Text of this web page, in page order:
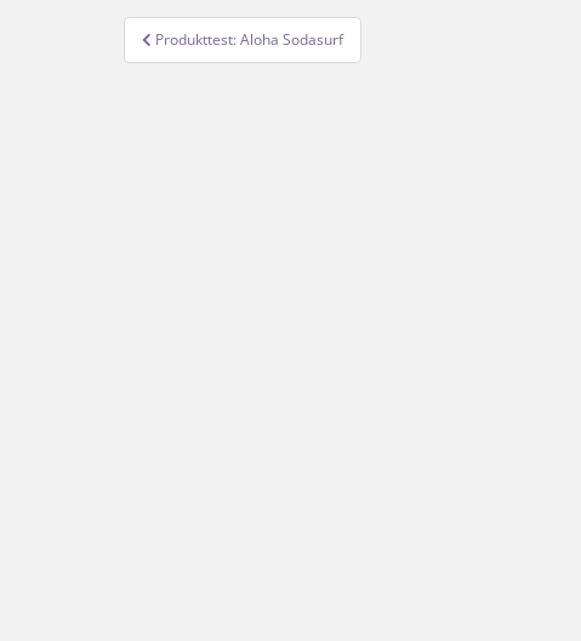
Beitragsnavigation
Produkttest: Aloha Sodasurf